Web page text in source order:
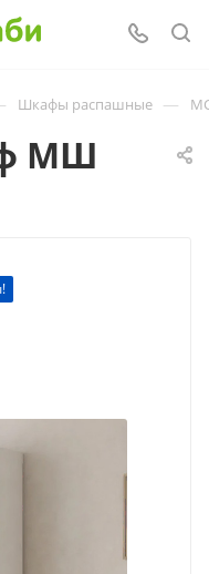
Шкафы распашные —
МШ